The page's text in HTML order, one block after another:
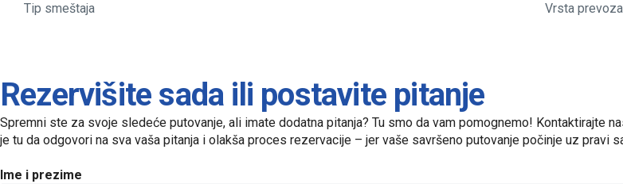
Tip smeštaja
Vrsta prevoza
Rezervišite sada ili postavite pitanje
Spremni ste za svoje sledeće putovanje, ali imate dodatna pitanja? Tu smo da vam pomognemo! Kontaktirajte
je tu da odgovori na sva vaša pitanja i olakša proces rezervacije – jer vaše savršeno putovanje počinje uz pravi
Ime i prezime